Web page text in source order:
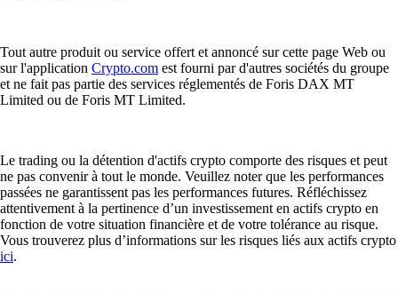
Tout autre produit ou service offert et annoncé sur cette page Web ou
sur l'application Crypto.com est fourni par d'autres sociétés du groupe
et ne fait pas partie des services réglementés de Foris DAX MT
Limited ou de Foris MT Limited.
Le trading ou la détention d'actifs crypto comporte des risques et peut
ne pas convenir à tout le monde. Veuillez noter que les performances
passées ne garantissent pas les performances futures. Réfléchissez
attentivement à la pertinence d’un investissement en actifs crypto en
fonction de votre situation financière et de votre tolérance au risque.
Vous trouverez plus d’informations sur les risques liés aux actifs crypto
ici.